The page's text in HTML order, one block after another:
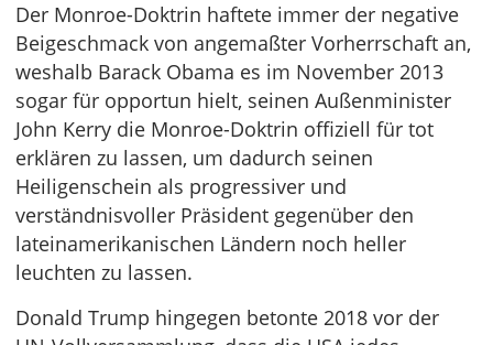
Der Monroe-Doktrin haftete immer der negative
Beigeschmack von angemaßter Vorherrschaft an,
weshalb Barack Obama es im November 2013
sogar für opportun hielt, seinen Außenminister
John Kerry die Monroe-Doktrin offiziell für tot
erklären zu lassen, um dadurch seinen
Heiligenschein als progressiver und
verständnisvoller Präsident gegenüber den
lateinamerikanischen Ländern noch heller
leuchten zu lassen.
Donald Trump hingegen betonte 2018 vor der